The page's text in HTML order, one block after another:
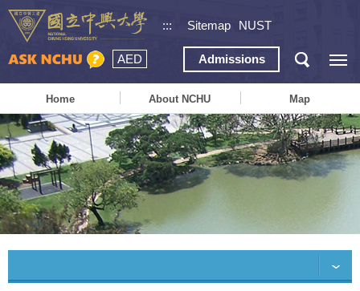
::: Sitemap NUST
AED Admissions
Home About NCHU Map